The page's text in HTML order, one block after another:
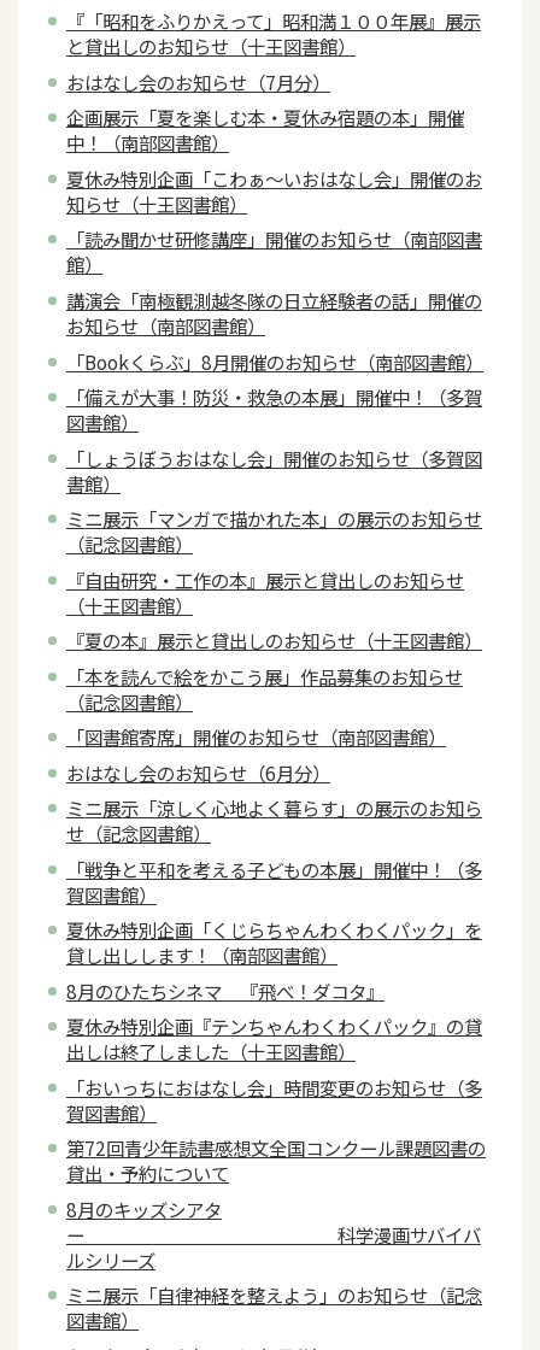
『「昭和をふりかえって」昭和満１００年展』展示
と貸出しのお知らせ（十王図書館）
おはなし会のお知らせ（7月分）
企画展示「夏を楽しむ本・夏休み宿題の本」開催
中！（南部図書館）
夏休み特別企画「こわぁ～いおはなし会」開催のお
知らせ（十王図書館）
「読み聞かせ研修講座」開催のお知らせ（南部図書
館）
講演会「南極観測越冬隊の日立経験者の話」開催の
お知らせ（南部図書館）
「Bookくらぶ」8月開催のお知らせ（南部図書館）
「備えが大事！防災・救急の本展」開催中！（多賀
図書館）
「しょうぼうおはなし会」開催のお知らせ（多賀図
書館）
ミニ展示「マンガで描かれた本」の展示のお知らせ
（記念図書館）
『自由研究・工作の本』展示と貸出しのお知らせ
（十王図書館）
『夏の本』展示と貸出しのお知らせ（十王図書館）
「本を読んで絵をかこう展」作品募集のお知らせ
（記念図書館）
「図書館寄席」開催のお知らせ（南部図書館）
おはなし会のお知らせ（6月分）
ミニ展示「涼しく心地よく暮らす」の展示のお知ら
せ（記念図書館）
「戦争と平和を考える子どもの本展」開催中！（多
賀図書館）
夏休み特別企画「くじらちゃんわくわくパック」を
貸し出しします！（南部図書館）
8月のひたちシネマ 『飛べ！ダコタ』
夏休み特別企画『テンちゃんわくわくパック』の貸
出しは終了しました（十王図書館）
「おいっちにおはなし会」時間変更のお知らせ（多
賀図書館）
第72回青少年読書感想文全国コンクール課題図書の
貸出・予約について
8月のキッズシアタ
ー 科学漫画サバイバ
ルシリーズ
ミニ展示「自律神経を整えよう」のお知らせ（記念
図書館）